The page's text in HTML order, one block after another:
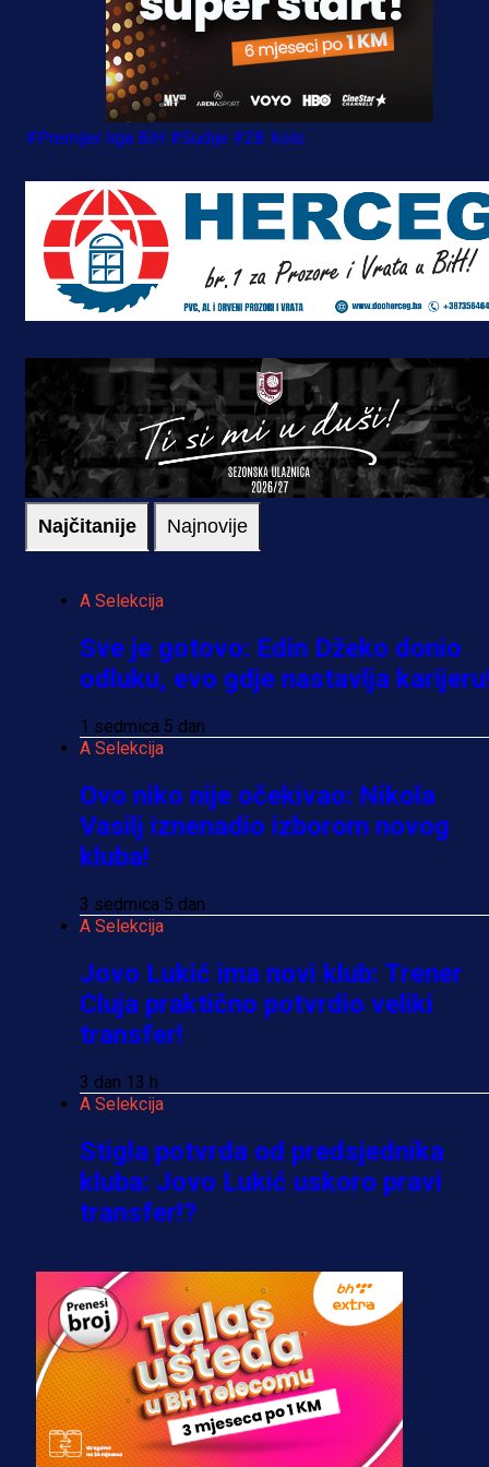
#Premijer liga BiH #Sudije #28. kolo
Najčitanije Najnovije
A Selekcija
Sve je gotovo: Edin Džeko donio
odluku, evo gdje nastavlja
1 sedmica 5 dan
A Selekcija
Ovo niko nije očekivao: Nikola
Vasilj iznenadio izborom novog
kluba!
3 sedmica 5 dan
A Selekcija
Jovo Lukić ima novi klub: Trener
Cluja praktično potvrdio veliki
transfer!
3 dan 13 h
A Selekcija
Stigla potvrda od predsjednika
kluba: Jovo Lukić uskoro pravi
transfer!?
A Selekcija
Zmajevi dobili veliko pojačanje:
Fudbaler Olympiacosa želi obući
dres BiH!
3 sedmica 3 dan
Premijer liga BiH